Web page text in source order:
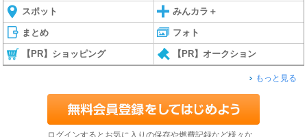
スポット みんカラ＋
まとめ フォト
【PR】ショッピング 【PR】オークション
もっと見る
ログインするとお気に入りの保存や燃費記録など様々な